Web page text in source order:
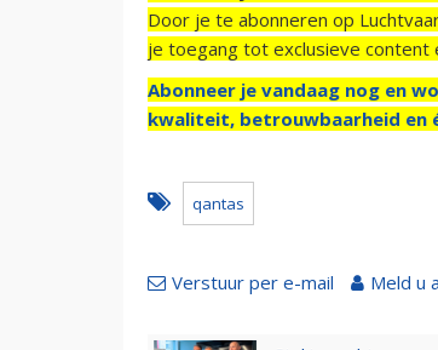
Door je te abonneren op
je toegang tot exclusieve
Abonneer je vandaag nog en
kwaliteit, betrouwbaarheid en
qantas
Verstuur per e-mail Meld u